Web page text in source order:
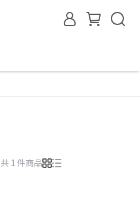
共 1 件商品